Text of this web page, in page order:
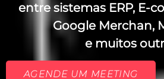
entre sistemas ERP, E-
Google Merchan,
e muitos
AGENDE UM MEETING